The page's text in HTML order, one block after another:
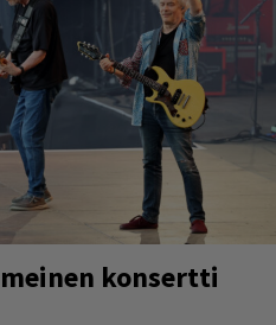
konsertti